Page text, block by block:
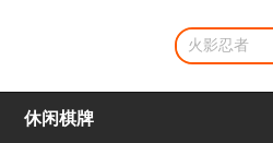
休闲棋牌